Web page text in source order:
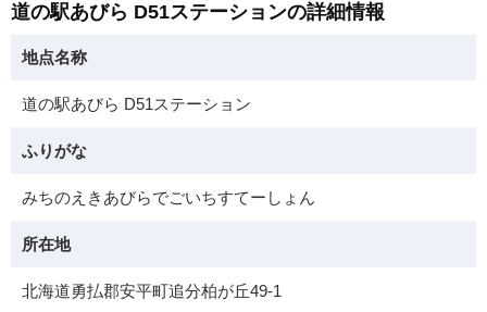
道の駅あびら D51ステーションの詳細情報
地点名称
道の駅あびら D51ステーション
ふりがな
みちのえきあびらでごいちすてーしょん
所在地
北海道勇払郡安平町追分柏が丘49-1